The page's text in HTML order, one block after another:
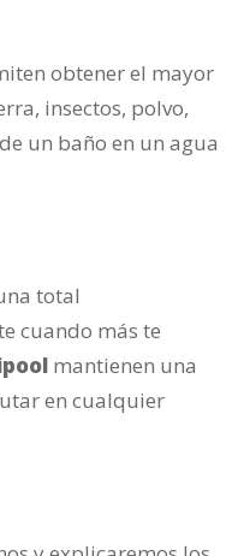
obtener el mayor
insectos, polvo,
un baño en un agua
total
cuando más te
mantienen una
en cualquier